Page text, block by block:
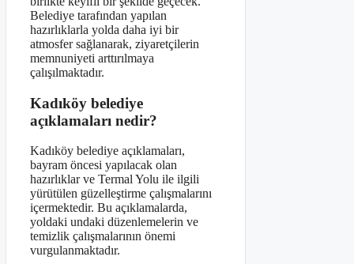
Belediye tarafından yapılan
hazırlıklarla yolda daha iyi bir
atmosfer sağlanarak, ziyaretçilerin
memnuniyeti arttırılmaya
çalışılmaktadır.
Kadıköy belediye
açıklamaları nedir?
Kadıköy belediye açıklamaları,
bayram öncesi yapılacak olan
hazırlıklar ve Termal Yolu ile ilgili
yürütülen güzelleştirme çalışmalarını
içermektedir. Bu açıklamalarda,
yoldaki undaki düzenlemelerin ve
temizlik çalışmalarının önemi
vurgulanmaktadır.